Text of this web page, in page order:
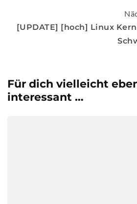
[UPDATE] [hoch] Linux
Für dich vielleicht
interessant …